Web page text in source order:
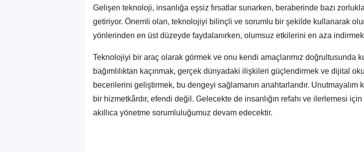
Gelişen teknoloji, insanlığa eşsiz fırsatlar sunarken, beraberinde bazı
getiriyor. Önemli olan, teknolojiyi bilinçli ve sorumlu bir şekilde kullanarak
yönlerinden en üst düzeyde faydalanırken, olumsuz etkilerini en aza
Teknolojiyi bir araç olarak görmek ve onu kendi amaçlarımız doğrultusunda
bağımlılıktan kaçınmak, gerçek dünyadaki ilişkileri güçlendirmek ve dijital
becerilerini geliştirmek, bu dengeyi sağlamanın anahtarlarıdır. Unutmayalım
bir hizmetkârdır, efendi değil. Gelecekte de insanlığın refahı ve ilerlemesi
akıllıca yönetme sorumluluğumuz devam edecektir.